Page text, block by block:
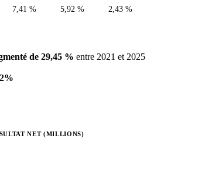
7,41 % 5,92 % 2,43 %
de 29,45 % entre 2021 et 2025
NET (MILLIONS)